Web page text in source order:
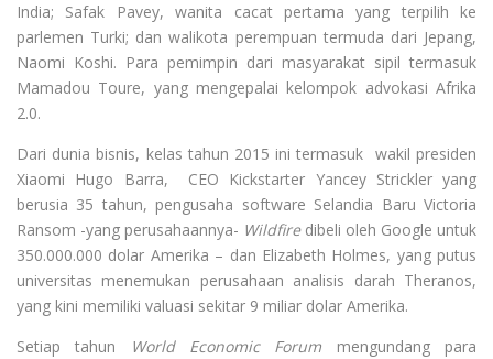
India; Safak Pavey, wanita cacat pertama yang terpilih ke
parlemen Turki; dan walikota perempuan termuda dari Jepang,
Naomi Koshi. Para pemimpin dari masyarakat sipil termasuk
Mamadou Toure, yang mengepalai kelompok advokasi Afrika
2.0.
Dari dunia bisnis, kelas tahun 2015 ini termasuk wakil presiden
Xiaomi Hugo Barra, CEO Kickstarter Yancey Strickler yang
berusia 35 tahun, pengusaha software Selandia Baru Victoria
Ransom -yang perusahaannya- Wildfiredibeli oleh Google untuk
350.000.000 dolar Amerika – dan Elizabeth Holmes, yang putus
universitas menemukan perusahaan analisis darah Theranos,
yang kini memiliki valuasi sekitar 9 miliar dolar Amerika.
Setiap tahun
World Economic Forum mengundang para